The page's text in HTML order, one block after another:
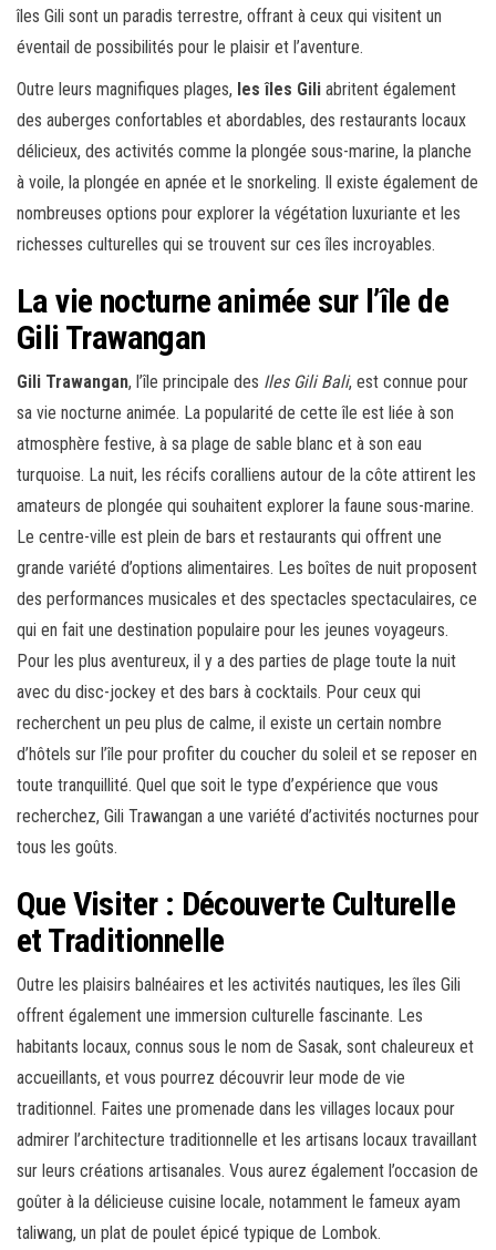
îles Gili sont un paradis terrestre, offrant à ceux qui visitent un
éventail de possibilités pour le plaisir et l’aventure.
Outre leurs magnifiques plages, les îles Gili abritent également
des auberges confortables et abordables, des restaurants locaux
délicieux, des activités comme la plongée sous-marine, la planche
à voile, la plongée en apnée et le snorkeling. Il existe également de
nombreuses options pour explorer la végétation luxuriante et les
richesses culturelles qui se trouvent sur ces îles incroyables.
La vie nocturne animée sur l’île de
Gili Trawangan
Gili Trawangan, l’île principale des Iles Gili Bali, est connue pour
sa vie nocturne animée. La popularité de cette île est liée à son
atmosphère festive, à sa plage de sable blanc et à son eau
turquoise. La nuit, les récifs coralliens autour de la côte attirent les
amateurs de plongée qui souhaitent explorer la faune sous-marine.
Le centre-ville est plein de bars et restaurants qui offrent une
grande variété d’options alimentaires. Les boîtes de nuit proposent
des performances musicales et des spectacles spectaculaires, ce
qui en fait une destination populaire pour les jeunes voyageurs.
Pour les plus aventureux, il y a des parties de plage toute la nuit
avec du disc-jockey et des bars à cocktails. Pour ceux qui
recherchent un peu plus de calme, il existe un certain nombre
d’hôtels sur l’île pour profiter du coucher du soleil et se reposer en
toute tranquillité. Quel que soit le type d’expérience que vous
recherchez, Gili Trawangan a une variété d’activités nocturnes pour
tous les goûts.
Que Visiter : Découverte Culturelle
et Traditionnelle
Outre les plaisirs balnéaires et les activités nautiques, les îles Gili
offrent également une immersion culturelle fascinante. Les
habitants locaux, connus sous le nom de Sasak, sont chaleureux et
accueillants, et vous pourrez découvrir leur mode de vie
traditionnel. Faites une promenade dans les villages locaux pour
admirer l’architecture traditionnelle et les artisans locaux travaillant
sur leurs créations artisanales. Vous aurez également l’occasion de
goûter à la délicieuse cuisine locale, notamment le fameux ayam
taliwang, un plat de poulet épicé typique de Lombok.